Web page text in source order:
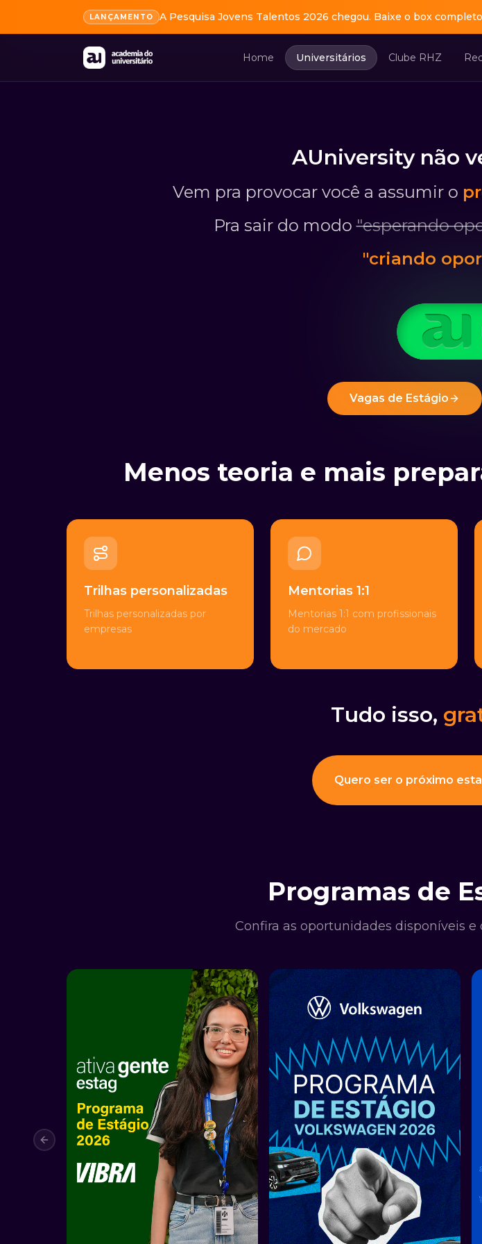
LANÇAMENTO A Pesquisa Jovens Talentos 2026 chegou. Baixe o box
A Academia do Universitário (AU) é a maior plataforma de estágios do Brasil. Conecta
Home Universitários Clube RHZ
AUniversity não
Vem pra provocar você a assumir o
Pra sair do modo "esperando
"criando
Vagas de Estágio
Menos teoria e mais
Trilhas personalizadas
Trilhas personalizadas por
empresas
Mentorias 1:1
Mentorias 1:1 com profissionais
do mercado
Tudo isso,
Quero ser o próximo
Programas de
Confira as oportunidades disponíveis
Previous slide